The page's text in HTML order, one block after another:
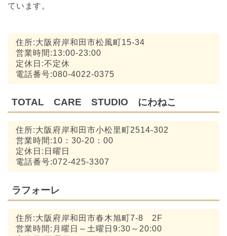
ています。
住所:大阪府岸和田市松風町15-34
営業時間:13:00-23:00
定休日:不定休
電話番号:080-4022-0375
TOTAL CARE STUDIO にわねこ
住所:大阪府岸和田市小松里町2514-302
営業時間:10：30-20：00
定休日:日曜日
電話番号:072-425-3307
ラフォーレ
住所:大阪府岸和田市春木旭町7-8 2F
営業時間:月曜日～土曜日9:30～20:00